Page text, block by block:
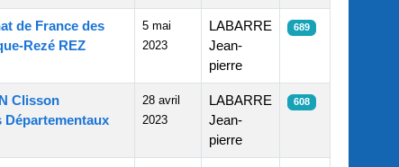
de France des
Rezé REZ
5 mai
2023
LABARRE
Jean-
pierre
689
Clisson
Départementaux
28 avril
2023
LABARRE
Jean-
pierre
608